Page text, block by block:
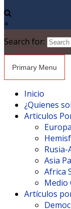
×
Search for:
Primary Menu
Inicio
¿Quienes
Articulos
Europa
Rusia-
Asia
Africa
Medio
Artículos